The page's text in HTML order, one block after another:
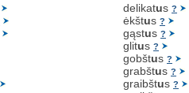
delikatus ?
ėkštus ?
gąstus ?
glitus ?
gobštus ?
grabštus ?
graibštus ?